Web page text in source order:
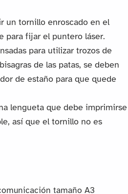
un tornillo enroscado en el
para fijar el puntero láser.
para utilizar trozos de
de las patas, se deben
de estaño para que quede
lengueta que debe imprimirse
así que el tornillo no es
tamaño A3